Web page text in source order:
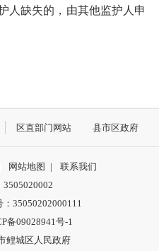
缺失的，由其他监护人申
区直部门网站 县市区政府
网站地图 |
联系我们
3505020002
35050202000111
备09028941号-1
鲤城区人民政府